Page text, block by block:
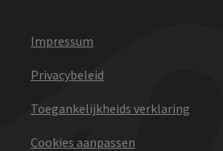
Impressum
Privacybeleid
Toegankelijkheids verklaring
Cookies aanpassen